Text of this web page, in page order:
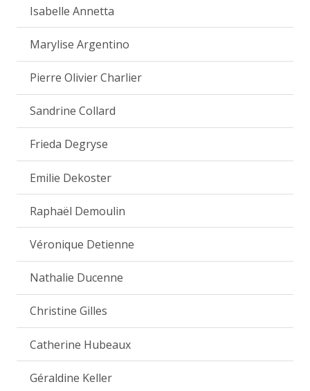
Isabelle Annetta
Marylise Argentino
Pierre Olivier Charlier
Sandrine Collard
Frieda Degryse
Emilie Dekoster
Raphaël Demoulin
Véronique Detienne
Nathalie Ducenne
Christine Gilles
Catherine Hubeaux
Géraldine Keller